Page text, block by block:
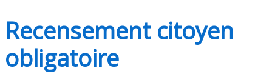
Recensement citoyen
obligatoire